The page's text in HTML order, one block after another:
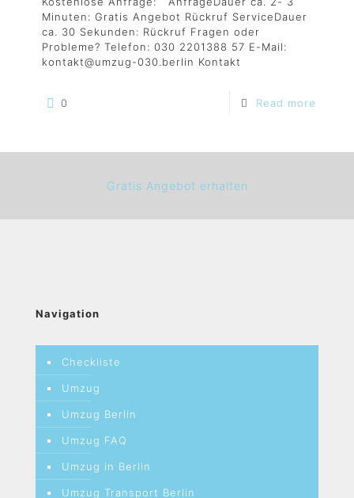
Minuten: Gratis Angebot Rückruf ServiceDauer
ca. 30 Sekunden: Rückruf Fragen oder
Probleme? Telefon: 030 2201388 57 E-Mail:
kontakt@umzug-030.berlin Kontakt
0 Read more
Gratis Angebot erhalten
Navigation
Checkliste
Umzug
Umzug Berlin
Umzug FAQ
Umzug in Berlin
Umzug Transport Berlin